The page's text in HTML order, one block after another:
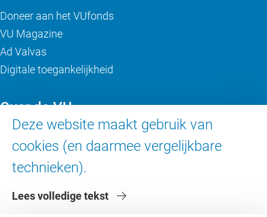
Deze website maakt gebruik van
cookies (en daarmee vergelijkbare
technieken).
Lees volledige tekst
Doneer aan het VUfonds
VU Magazine
Ad Valvas
Digitale toegankelijkheid
Over de VU
Werken bij de VU
Faculteiten
Diensten